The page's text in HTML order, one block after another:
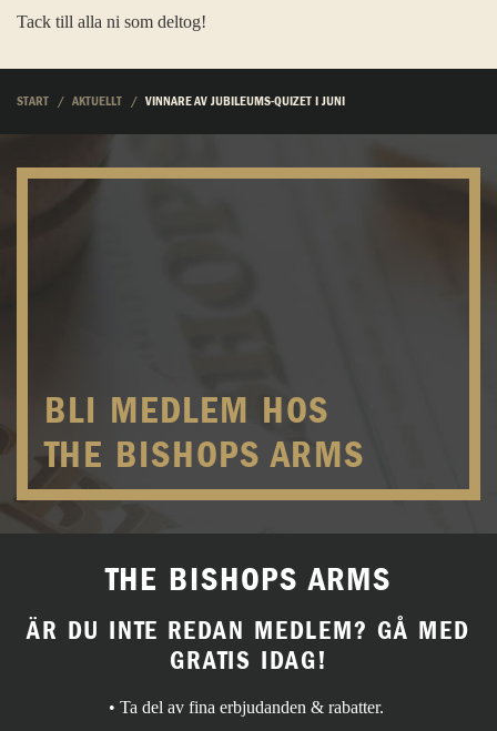
Tack till alla ni som deltog!
START AKTUELLT VINNARE AV JUBILEUMS-QUIZET I JUNI
BLI MEDLEM HOS
THE BISHOPS ARMS
THE BISHOPS ARMS
ÄR DU INTE REDAN MEDLEM? GÅ MED
GRATIS IDAG!
• Ta del av fina erbjudanden & rabatter.